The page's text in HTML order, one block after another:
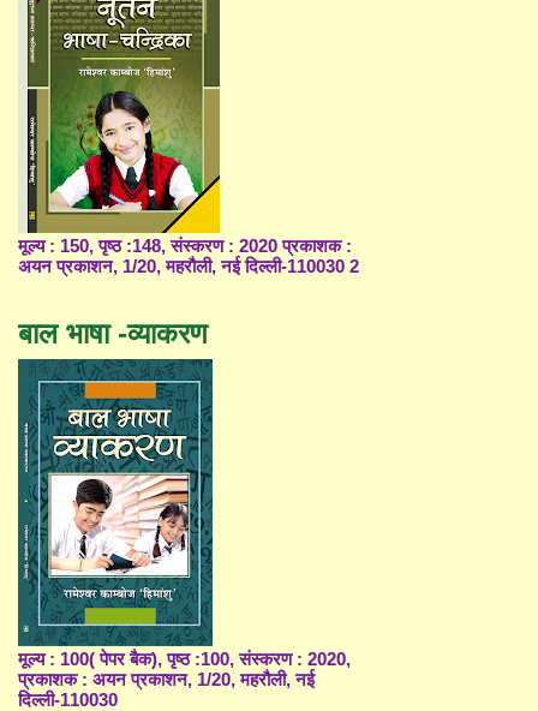
मूल्य : 150, पृष्ठ :148, संस्करण : 2020 प्रकाशक :
अयन प्रकाशन, 1/20, महरौली, नई दिल्ली-110030 2
बाल भाषा -व्याकरण
मूल्य : 100( पेपर बैक), पृष्ठ :100, संस्करण : 2020,
प्रकाशक : अयन प्रकाशन, 1/20, महरौली, नई
दिल्ली-110030